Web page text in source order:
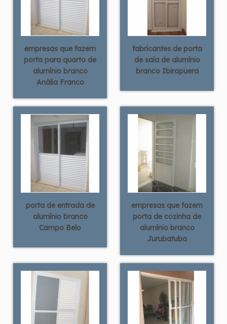
empresas que fazem
porta para quarto de
alumínio branco
Anália Franco
fabricantes de porta
de sala de alumínio
branco Ibirapuera
porta de entrada de
alumínio branco
Campo Belo
empresas que fazem
porta de cozinha de
alumínio branco
Jurubatuba